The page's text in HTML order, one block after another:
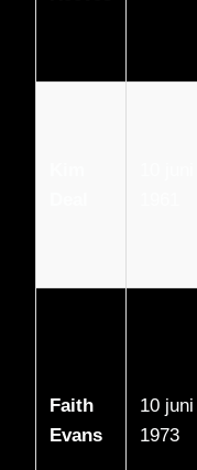
Faith
Evans
10 juni
1973